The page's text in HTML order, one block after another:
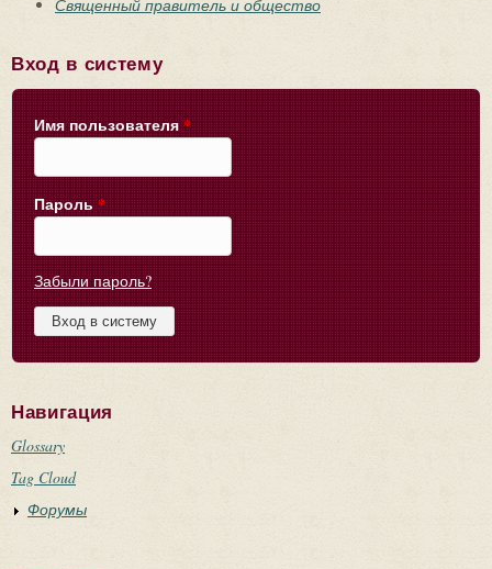
Священный правитель и общество
Вход в систему
Имя пользователя *
Пароль *
Забыли пароль?
Навигация
Glossary
Tag Cloud
Форумы